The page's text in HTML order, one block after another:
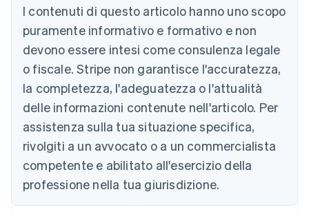
I contenuti di questo articolo hanno uno scopo
puramente informativo e formativo e non
devono essere intesi come consulenza legale
o fiscale. Stripe non garantisce l'accuratezza,
la completezza, l'adeguatezza o l'attualità
delle informazioni contenute nell'articolo. Per
assistenza sulla tua situazione specifica,
rivolgiti a un avvocato o a un commercialista
competente e abilitato all'esercizio della
professione nella tua giurisdizione.
Australia
Austria
Deutsch English
Belgio
NederlandsFrançais DeutschEnglish
Brasile
PortuguêsEnglish
English
Canada
English
Cina continentale
简体中文English